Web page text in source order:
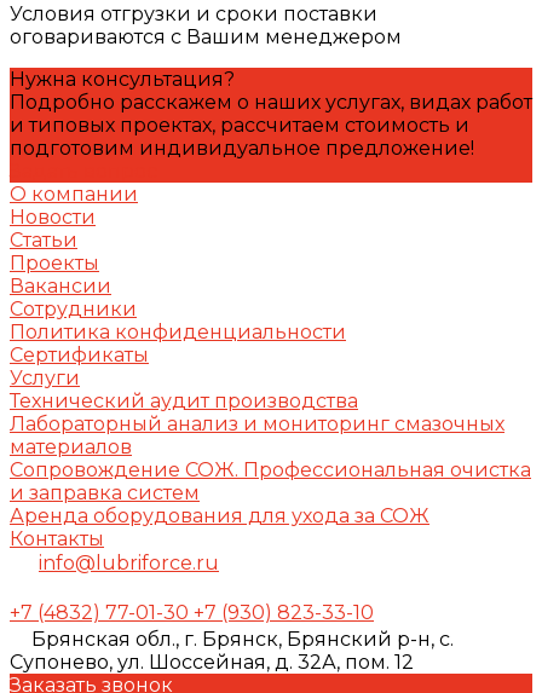
Условия отгрузки и сроки поставки
оговариваются с Вашим менеджером
Нужна консультация?
Подробно расскажем о наших услугах, видах работ
и типовых проектах, рассчитаем стоимость и
подготовим индивидуальное предложение!
О компании
Новости
Статьи
Проекты
Вакансии
Сотрудники
Политика конфиденциальности
Сертификаты
Услуги
Технический аудит производства
Лабораторный анализ и мониторинг смазочных
материалов
Сопровождение СОЖ. Профессиональная очистка
и заправка систем
Аренда оборудования для ухода за СОЖ
Контакты
info@lubriforce.ru
+7 (4832) 77-01-30 +7 (930) 823-33-10
Брянская обл., г. Брянск, Брянский р-н, с.
Супонево, ул. Шоссейная, д. 32А, пом. 12
Заказать звонок